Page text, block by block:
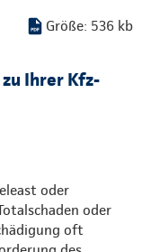
Größe: 536 kb
Ihrer Kfz-
oder
oder
oft